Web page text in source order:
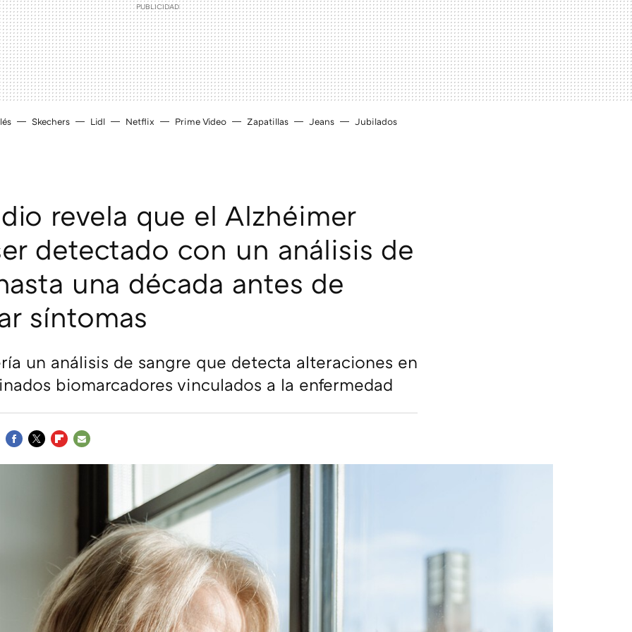
Skechers Lidl Netflix Prime Video Zapatillas Jeans Jubilados
revela que el Alzhéimer
detectado con un análisis de
una década antes de
síntomas
un análisis de sangre que detecta alteraciones en
biomarcadores vinculados a la enfermedad